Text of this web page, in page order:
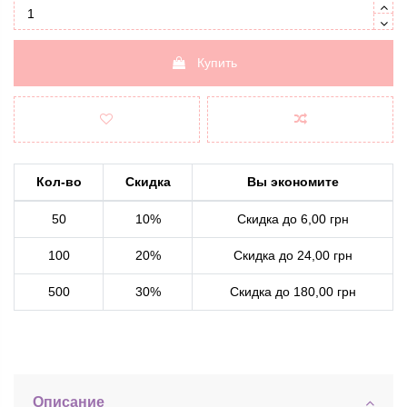
Купить
Кол-во Скидка Вы экономите
50 10% Скидка до 6,00 грн
100 20% Скидка до 24,00 грн
500 30% Скидка до 180,00 грн
Описание